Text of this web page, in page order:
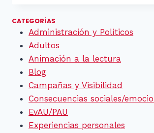
CATEGORÍAS
Administración y Políticos
Adultos
Animación a la lectura
Blog
Campañas y Visibilidad
Consecuencias sociales/
EvAU/PAU
Experiencias personales